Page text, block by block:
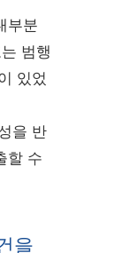
부분
범행
있었
을 반
할 수
을